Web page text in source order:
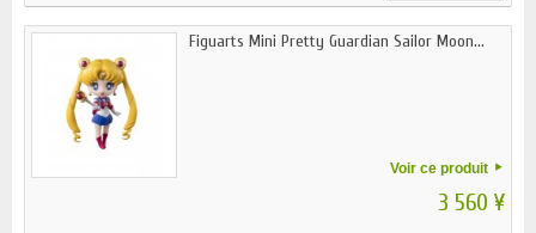
Figuarts Mini Pretty Guardian Sailor Moon...
Voir ce produit
3 560 ¥